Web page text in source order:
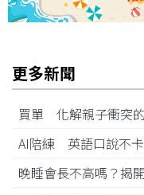
更多新聞
買單 化解親子衝突
AI陪練 英語口說不
晚睡會長不高嗎？揭